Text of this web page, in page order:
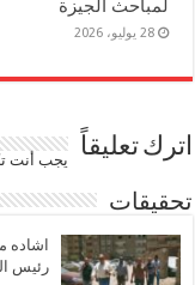
لمباحث الجيزة
28 يوليو، 2026
اترك تعليقاً يجب أنت
تحقيقات
اشاده
رئيس